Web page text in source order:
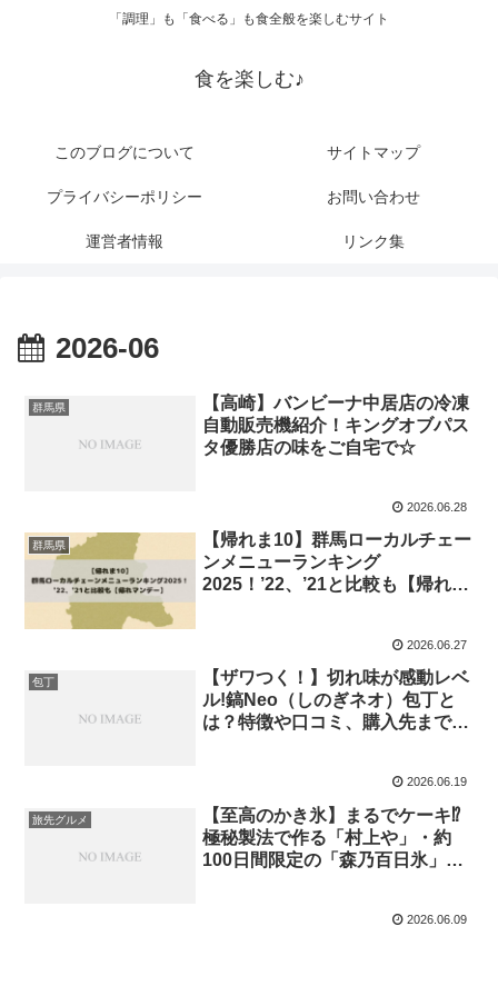
「調理」も「食べる」も食全般を楽しむサイト
食を楽しむ♪
このブログについて サイトマップ
プライバシーポリシー お問い合わせ
運営者情報 リンク集
2026-06
群馬県
【高崎】バンビーナ中居店の冷凍
自動販売機紹介！キングオブパス
タ優勝店の味をご自宅で☆
2026.06.28
群馬県
【帰れま10】群馬ローカルチェー
ンメニューランキング
2025！’22、’21と比較も【帰れマ
2026.06.27
包丁
【ザワつく！】切れ味が感動レベ
ル!鎬Neo（しのぎネオ）包丁と
は？特徴や口コミ、購入先まで徹
2026.06.19
旅先グルメ
【至高のかき氷】まるでケーキ⁉
極秘製法で作る「村上や」・約
100日間限定の「森乃百日氷」紹
2026.06.09